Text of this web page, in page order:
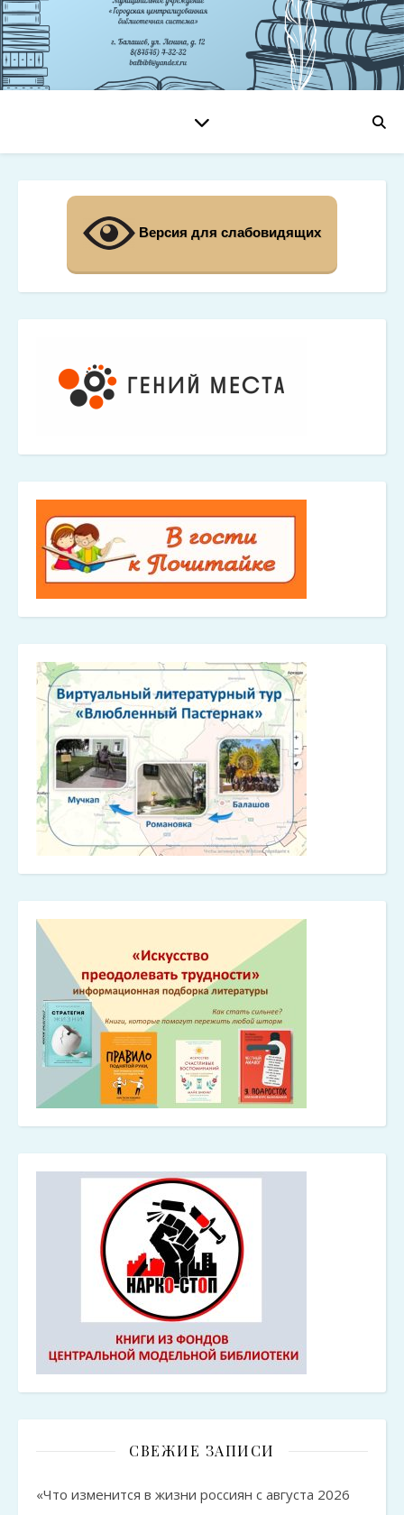
Версия для слабовидящих
СВЕЖИЕ ЗАПИСИ
«Что изменится в жизни россиян с августа 2026